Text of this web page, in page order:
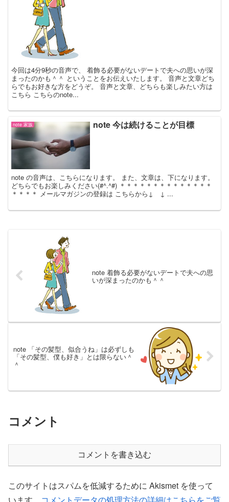
今回は4分9秒の音声で、 着飾る必要がないデートで夫への思いが深
まったのかも＾＾ ということをお伝えいたします。 音声と文章どち
らでもお好きな方をどうぞ。 音声と文章、どちらも楽しみたい方は
こちら こちらのnote...
note 家族 note 今は続けることが目標
note の音声は、こちらになります。 また、文章は、下になります。
どちらでもお楽しみください(#^.^#) ＊＊＊＊＊＊＊＊＊＊＊＊＊＊
＊＊＊＊ メールマガジンの登録は こちらから↓ ↓ ...
note 着飾る必要がないデートで夫への思
いが深まったのかも＾＾
note 「その髪型、似合うね」は必ずしも
「その髪型、僕も好き」とは限らない＾
＾
コメント
コメントを書き込む
このサイトはスパムを低減するために Akismet を使って